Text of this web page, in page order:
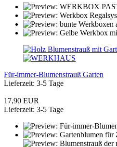
Für-immer-Blumenstrauß Garten
Lieferzeit: 3-5 Tage
17,90 EUR
Lieferzeit: 3-5 Tage